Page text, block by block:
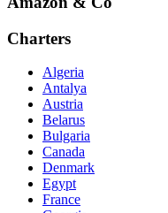
Charters
Algeria
Antalya
Austria
Belarus
Bulgaria
Canada
Denmark
Egypt
France